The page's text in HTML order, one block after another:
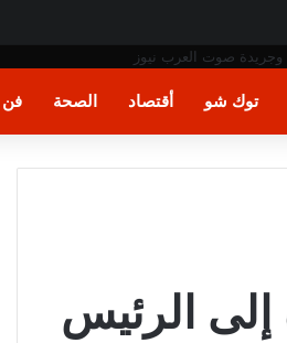
توك شو أقتصاد الصحة فن
الرئيس